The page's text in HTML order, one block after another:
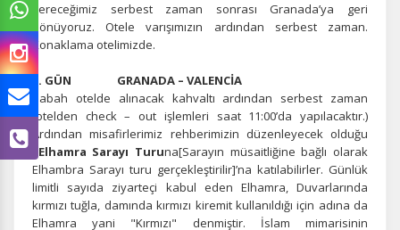
vereceğimiz serbest zaman sonrası Granada’ya geri
dönüyoruz. Otele varışımızın ardından serbest zaman.
Konaklama otelimizde.
5. GÜN GRANADA – VALENCİA
Sabah otelde alınacak kahvaltı ardından serbest zaman
(otelden check – out işlemleri saat 11:00’da yapılacaktır.)
Ardından misafirlerimiz rehberimizin düzenleyecek olduğu
Elhamra Sarayı Turuna[Sarayın müsaitliğine bağlı olarak
Elhambra Sarayı turu gerçekleştirilir]’na katılabilirler. Günlük
limitli sayıda ziyarteçi kabul eden Elhamra, Duvarlarında
kırmızı tuğla, damında kırmızı kiremit kullanıldığı için adına da
Elhamra yani "Kırmızı" denmiştir. İslam mimarisinin